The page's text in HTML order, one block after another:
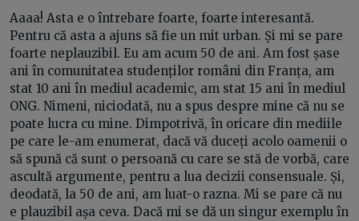
Aaaa! Asta e o întrebare foarte, foarte interesantă.
Pentru că asta a ajuns să fie un mit urban. Și mi se pare
foarte neplauzibil. Eu am acum 50 de ani. Am fost șase
ani în comunitatea studenților români din Franța, am
stat 10 ani în mediul academic, am stat 15 ani în mediul
ONG. Nimeni, niciodată, nu a spus despre mine că nu se
poate lucra cu mine. Dimpotrivă, în oricare din mediile
pe care le-am enumerat, dacă vă duceți acolo oamenii o
să spună că sunt o persoană cu care se stă de vorbă, care
ascultă argumente, pentru a lua decizii consensuale. Și,
deodată, la 50 de ani, am luat-o razna. Mi se pare că nu
e plauzibil așa ceva. Dacă mi se dă un singur exemplu în